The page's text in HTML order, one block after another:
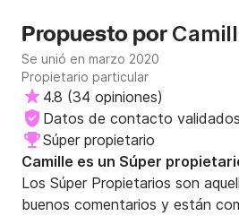
Propuesto por
Se unió en marzo 2020
Propietario particular
4.8 (34 opiniones)
Datos de contacto validados
Súper propietario
Camille es un Súper
Los Súper Propietarios son
buenos comentarios y están